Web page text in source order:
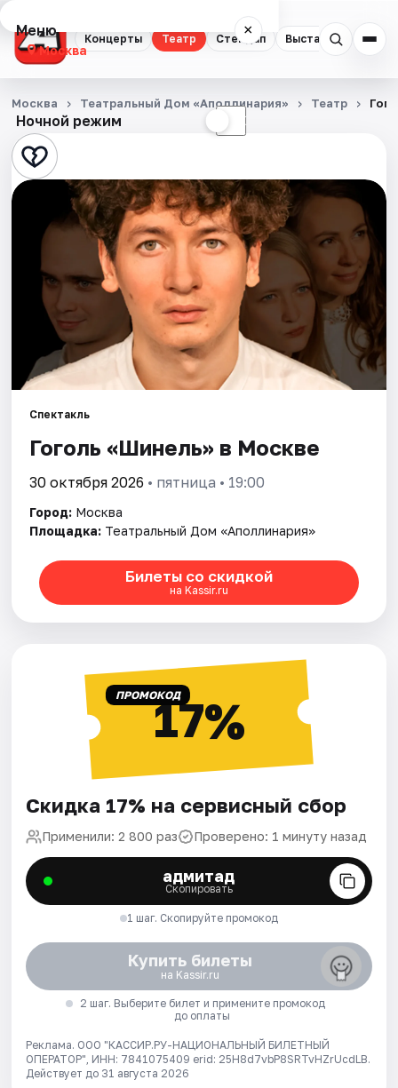
Концерты Театр Стендап Выставки
Меню ×
Москва
Концерты
Театр
Стендап
Выставки
Экскурсии
Спорт
События
Города
Площадки
Артисты
Рейтинги
Ночной режим ☾
Москва Театральный Дом «Аполлинария» Театр
Спектакль
Гоголь «Шинель» в Москве
30 октября 2026 • пятница • 19:00
Город: Москва
Площадка: Театральный Дом «Аполлинария»
Билеты со скидкой
на Kassir.ru
ПРОМОКОД17%
Скидка 17% на сервисный сбор
Применили: 2 800 раз Проверено: 1 минуту назад
адмитад
Скопировать
1 шаг. Скопируйте промокод
Купить билеты
на Kassir.ru
2 шаг. Выберите билет и примените промокод
до оплаты
Реклама. ООО "КАССИР.РУ-НАЦИОНАЛЬНЫЙ БИЛЕТНЫЙ
ОПЕРАТОР", ИНН: 7841075409 erid: 25H8d7vbP8SRTvHZrUcdLB.
Действует до 31 августа 2026